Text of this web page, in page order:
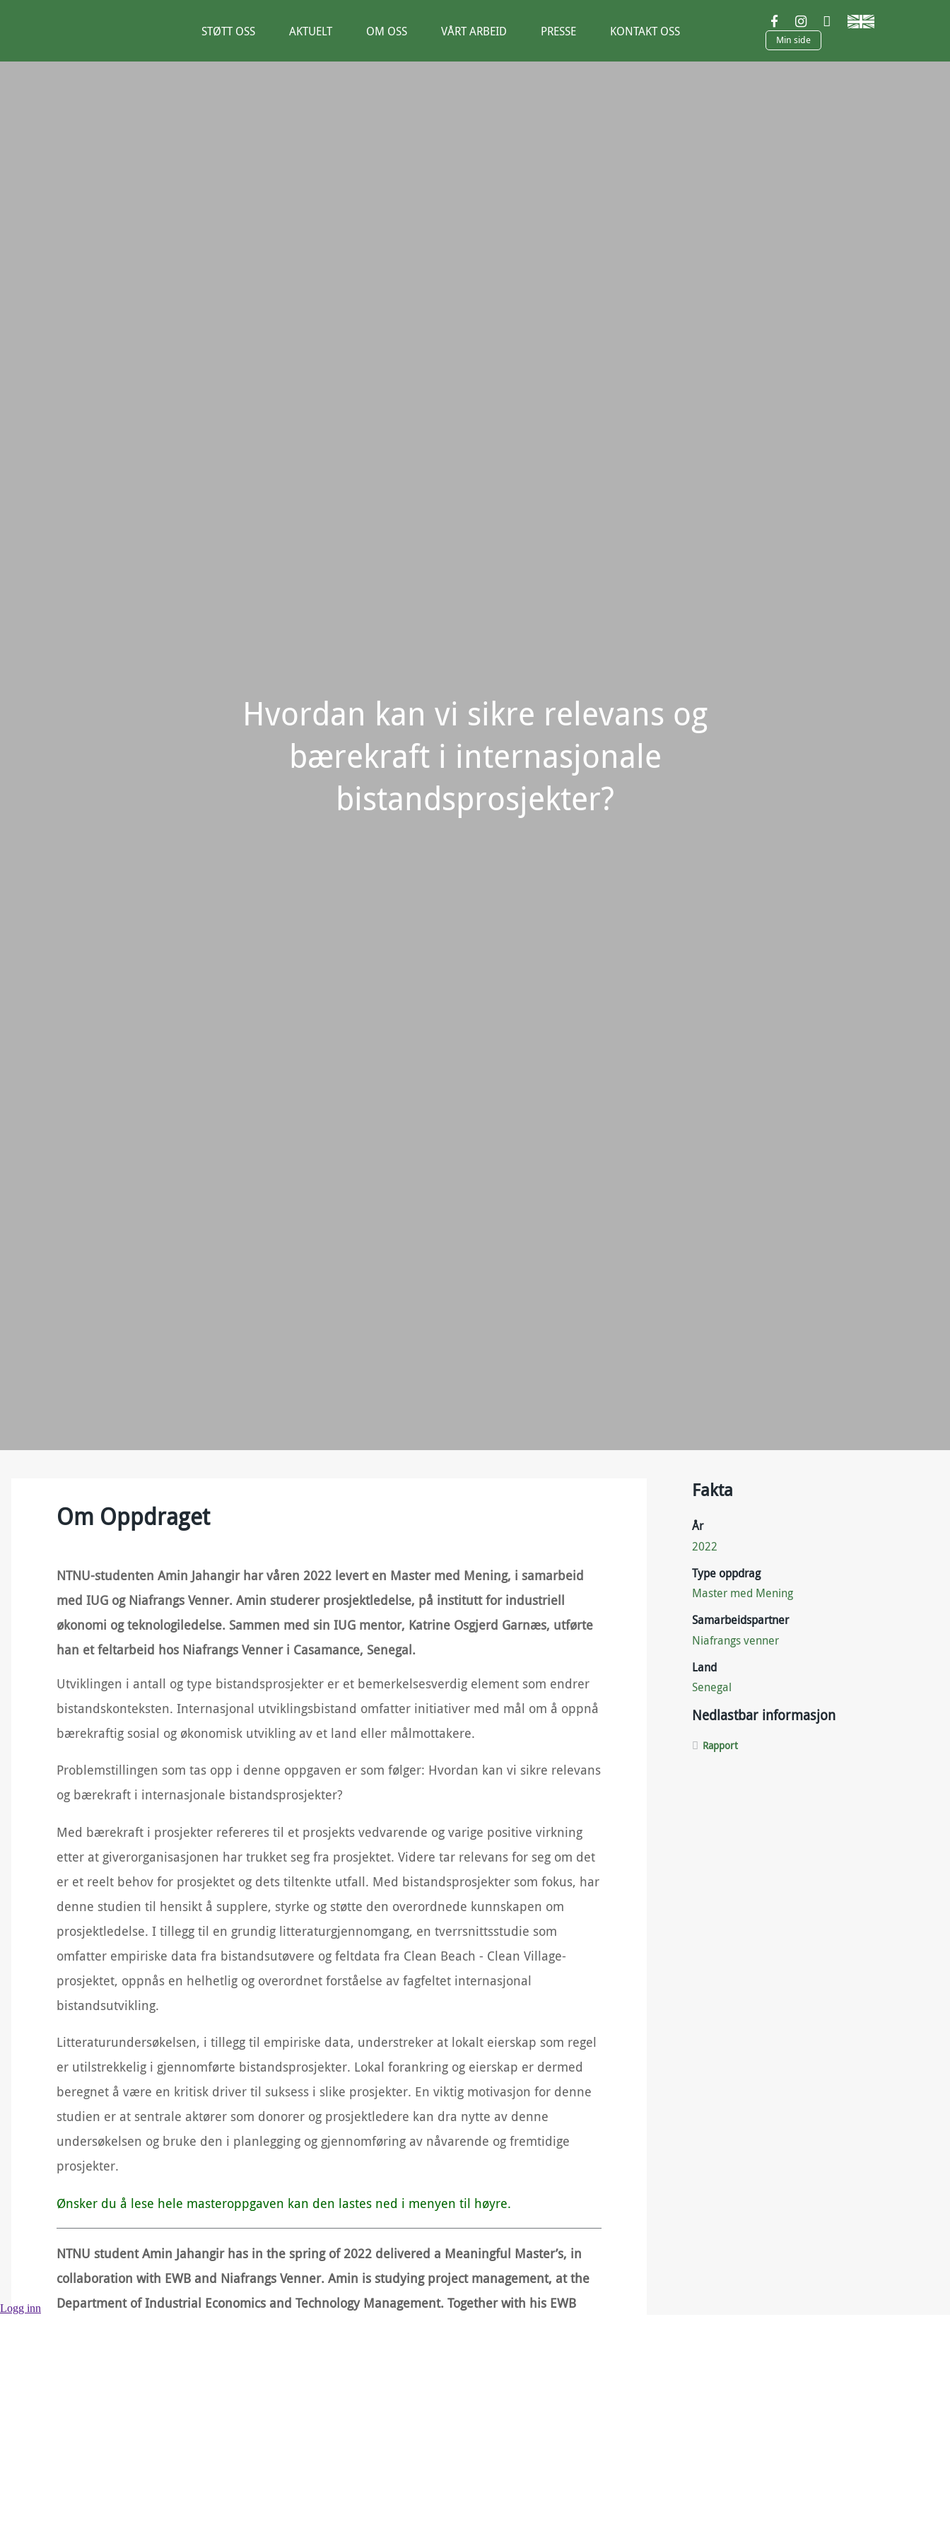
STØTT OSS AKTUELT OM OSS VÅRT ARBEID PRESSE KONTAKT OSS
Min side
Hvordan kan vi sikre relevans og
bærekraft i internasjonale
bistandsprosjekter?
Om Oppdraget
NTNU-studenten Amin Jahangir har våren 2022 levert en Master med Mening, i samarbeid
med IUG og Niafrangs Venner. Amin studerer prosjektledelse, på institutt for industriell
økonomi og teknologiledelse. Sammen med sin IUG mentor, Katrine Osgjerd Garnæs, utførte
han et feltarbeid hos Niafrangs Venner i Casamance, Senegal.
Utviklingen i antall og type bistandsprosjekter er et bemerkelsesverdig element som endrer
bistandskonteksten. Internasjonal utviklingsbistand omfatter initiativer med mål om å oppnå
bærekraftig sosial og økonomisk utvikling av et land eller målmottakere.
Problemstillingen som tas opp i denne oppgaven er som følger: Hvordan kan vi sikre relevans
og bærekraft i internasjonale bistandsprosjekter?
Med bærekraft i prosjekter refereres til et prosjekts vedvarende og varige positive virkning
etter at giverorganisasjonen har trukket seg fra prosjektet. Videre tar relevans for seg om det
er et reelt behov for prosjektet og dets tiltenkte utfall. Med bistandsprosjekter som fokus, har
denne studien til hensikt å supplere, styrke og støtte den overordnede kunnskapen om
prosjektledelse. I tillegg til en grundig litteraturgjennomgang, en tverrsnittsstudie som
omfatter empiriske data fra bistandsutøvere og feltdata fra Clean Beach - Clean Village-
prosjektet, oppnås en helhetlig og overordnet forståelse av fagfeltet internasjonal
bistandsutvikling.
Litteraturundersøkelsen, i tillegg til empiriske data, understreker at lokalt eierskap som regel
er utilstrekkelig i gjennomførte bistandsprosjekter. Lokal forankring og eierskap er dermed
beregnet å være en kritisk driver til suksess i slike prosjekter. En viktig motivasjon for denne
studien er at sentrale aktører som donorer og prosjektledere kan dra nytte av denne
undersøkelsen og bruke den i planlegging og gjennomføring av nåvarende og fremtidige
prosjekter.
Ønsker du å lese hele masteroppgaven kan den lastes ned i menyen til høyre.
NTNU student Amin Jahangir has in the spring of 2022 delivered a Meaningful Master’s, in
collaboration with EWB and Niafrangs Venner. Amin is studying project management, at the
Department of Industrial Economics and Technology Management. Together with his EWB
Fakta
År
2022
Type oppdrag
Master med Mening
Samarbeidspartner
Niafrangs venner
Land
Senegal
Nedlastbar informasjon
Rapport
Logg inn